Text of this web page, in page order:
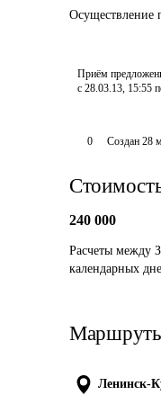
Осуществление
Приём
с 28.03.13, 15:55
0 Создан 28
240 000
Расчеты между
календарных
Маршруты
Ленинск-